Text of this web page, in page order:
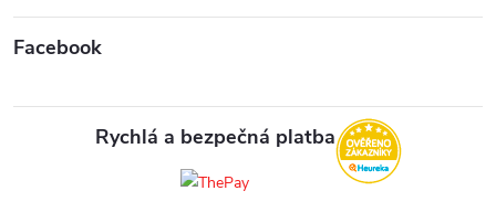
Facebook
Rychlá a bezpečná platba